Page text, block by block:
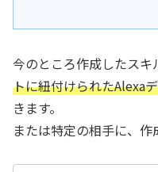
今のところ作成したスキ
トに紐付けられたAlexa
きます。
または特定の相手に、作